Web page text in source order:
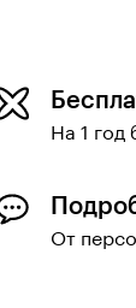
На 1 год
От